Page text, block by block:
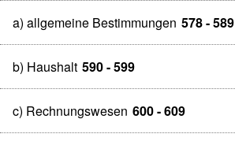
a) allgemeine Bestimmungen 578 - 589
b) Haushalt 590 - 599
c) Rechnungswesen 600 - 609